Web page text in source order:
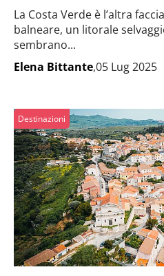
La Costa Verde è l’altra
balneare, un litorale
sembrano...
Elena Bittante,05 Lug 2025
Destinazioni